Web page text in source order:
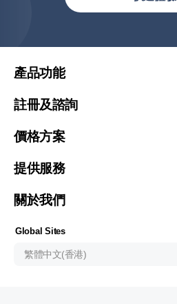
產品功能
註冊及諮詢
價格方案
提供服務
關於我們
Global Sites
繁體中文(香港)
United States (English)
Việt Nam (Tiếng Việt)
한국 (한국어)
Indonesia (Bahasa Indonesia)
Philipines(English)
Узбекистан (русский)